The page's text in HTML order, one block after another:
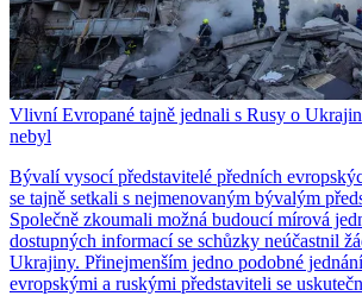
Vlivní Evropané tajně jednali s Rusy o
nebyl
Bývalí vysocí představitelé předních
se tajně setkali s nejmenovaným bývalým
Společně zkoumali možná budoucí mírová
dostupných informací se schůzky neúčastnil
Ukrajiny. Přinejmenším jedno podobné
evropskými a ruskými představiteli se